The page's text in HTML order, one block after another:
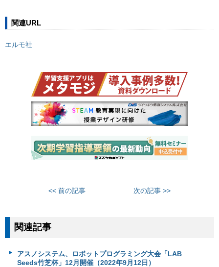
関連URL
エルモ社
<< 前の記事 次の記事 >>
関連記事
アスノシステム、ロボットプログラミング大会「LAB
Seeds竹芝杯」12月開催（2022年9月12日）